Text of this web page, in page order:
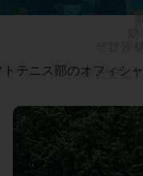
※ただし
テニス部のオフィ